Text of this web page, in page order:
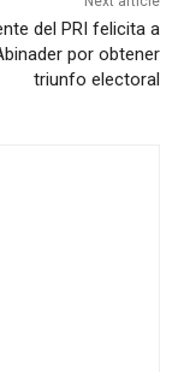
del PRI felicita a
por obtener
triunfo electoral